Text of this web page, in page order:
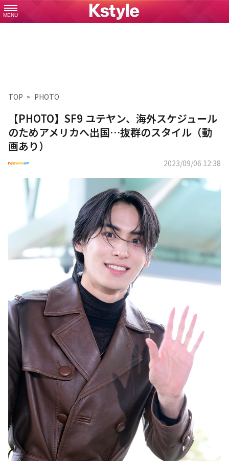
MENU
TOP PHOTO
【PHOTO】SF9 ユテヤン、海外スケジュール
のためアメリカへ出国…抜群のスタイル（動
画あり）
2023/09/06 12:38